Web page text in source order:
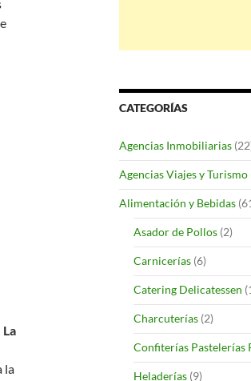
la
CATEGORÍAS
Agencias Inmobiliarias
Agencias Viajes y Turismo
Alimentación y Bebidas
Asador de Pollos (2)
Carnicerías (6)
Catering Delicatessen
Charcuterías (2)
Confiterías Pastelerías
Heladerías (9)